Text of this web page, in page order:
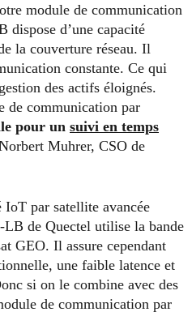
module de communication
d’une capacité
la couverture réseau. Il
constante. Ce qui
des actifs éloignés.
de communication par
pour un suivi en temps
Muhrer, CSO de
par satellite avancée
de Quectel utilise la bande
GEO. Il assure cependant
une faible latence et
si on le combine avec des
de communication par